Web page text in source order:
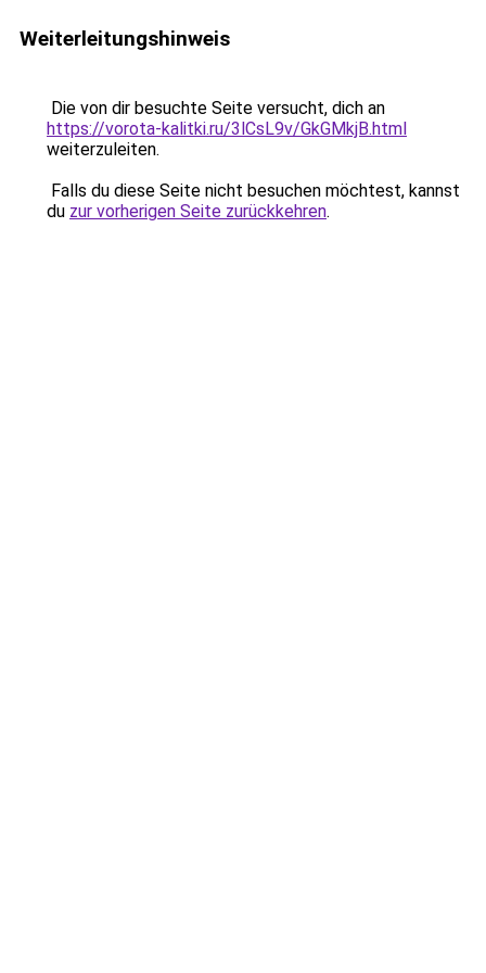
Weiterleitungshinweis
Die von dir besuchte Seite versucht, dich an
https://vorota-kalitki.ru/3lCsL9v/GkGMkjB.html
weiterzuleiten.
Falls du diese Seite nicht besuchen möchtest, kannst
du zur vorherigen Seite zurückkehren.